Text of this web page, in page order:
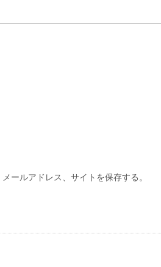
ールアドレス、サイトを保存する。